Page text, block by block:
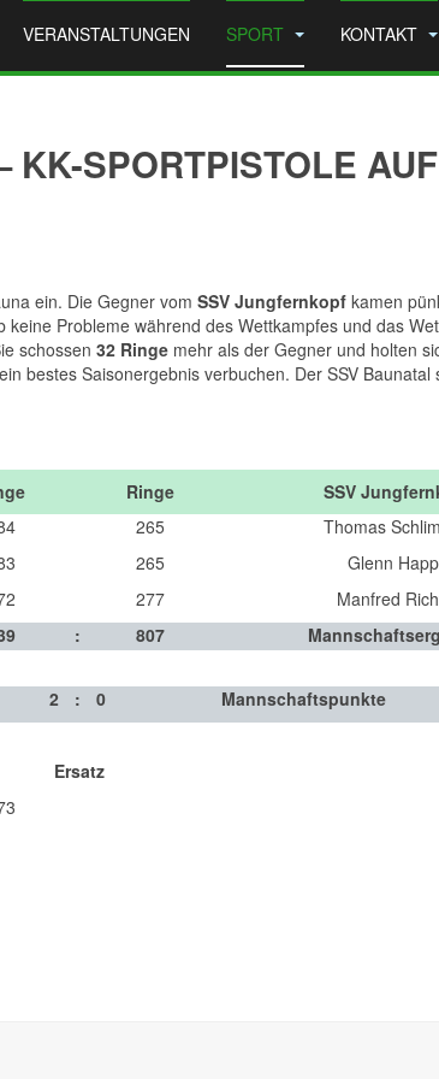
VERANSTALTUNGEN SPORT KONTAKT
KK-SPORTPISTOLE
ein. Die Gegner vom SSV Jungfernkopf kamen
Probleme während des Wettkampfes und das
schossen 32 Ringe mehr als der Gegner und holten
bestes Saisonergebnis verbuchen. Der SSV
Ringe
SSV
265
Thomas
265
Glenn
277
Manfred
: 807
2 : 0 Mannschaftspunkte
Ersatz